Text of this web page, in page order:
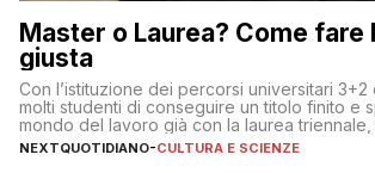
Master o Laurea? Come fare
giusta
Con l’istituzione dei percorsi universitari
molti studenti di conseguire un titolo finito e
mondo del lavoro già con la laurea triennale,
interrogativi che si pongono gli studenti una
l’obiettivo di primo livello
NEXTQUOTIDIANO-CULTURA E SCIENZE